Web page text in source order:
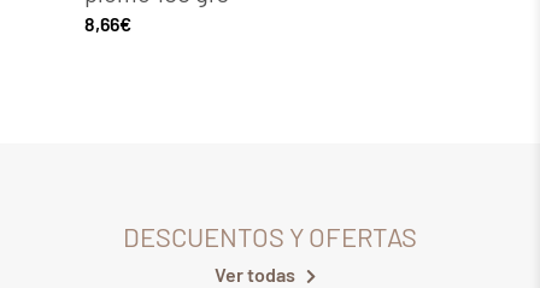
8,66€
DESCUENTOS Y OFERTAS
Ver todas